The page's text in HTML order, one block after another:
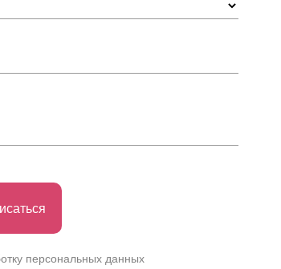
персональных данных